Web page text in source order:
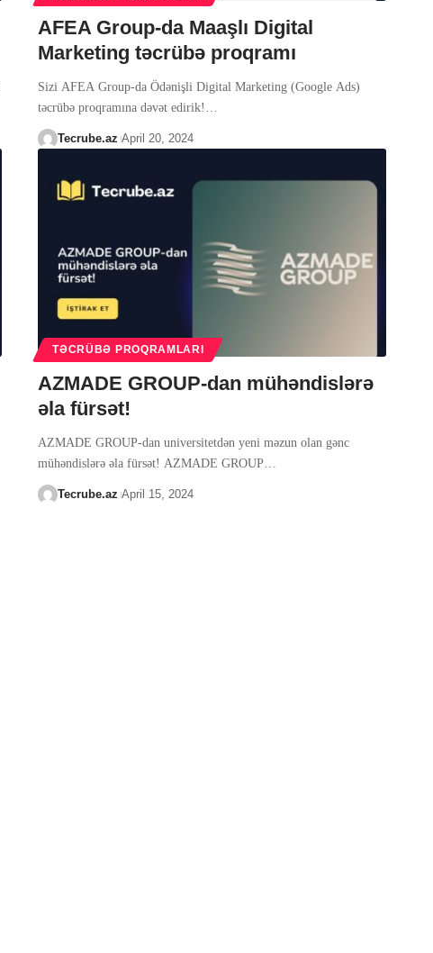
AFEA Group-da Maaşlı Digital
Marketing təcrübə proqramı
Sizi AFEA Group-da Ödənişli Digital Marketing (Google Ads)
təcrübə proqramına dəvət edirik!
Tecrube.az April 20, 2024
TƏCRÜBƏ PROQRAMLARI
AZMADE GROUP-dan mühəndislərə
əla fürsət!
AZMADE GROUP-dan universitetdən yeni məzun olan gənc
mühəndislərə əla fürsət! AZMADE GROUP…
Tecrube.az April 15, 2024